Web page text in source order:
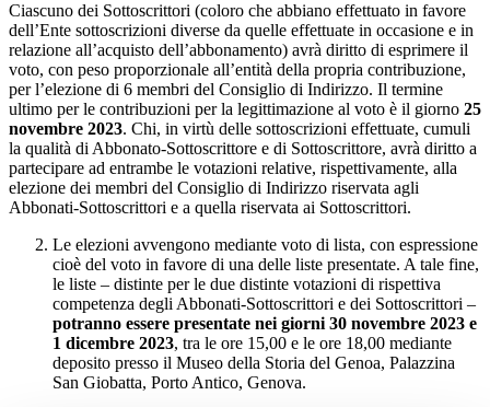
Ciascuno dei Sottoscrittori (coloro che abbiano effettuato in favore
dell’Ente sottoscrizioni diverse da quelle effettuate in occasione e in
relazione all’acquisto dell’abbonamento) avrà diritto di esprimere il
voto, con peso proporzionale all’entità della propria contribuzione,
per l’elezione di 6 membri del Consiglio di Indirizzo. Il termine
ultimo per le contribuzioni per la legittimazione al voto è il giorno 25
novembre 2023. Chi, in virtù delle sottoscrizioni effettuate, cumuli
la qualità di Abbonato-Sottoscrittore e di Sottoscrittore, avrà diritto a
partecipare ad entrambe le votazioni relative, rispettivamente, alla
elezione dei membri del Consiglio di Indirizzo riservata agli
Abbonati-Sottoscrittori e a quella riservata ai Sottoscrittori.
Le elezioni avvengono mediante voto di lista, con espressione
cioè del voto in favore di una delle liste presentate. A tale fine,
le liste – distinte per le due distinte votazioni di rispettiva
competenza degli Abbonati-Sottoscrittori e dei Sottoscrittori –
potranno essere presentate nei giorni 30 novembre 2023 e
1 dicembre 2023, tra le ore 15,00 e le ore 18,00 mediante
deposito presso il Museo della Storia del Genoa, Palazzina
San Giobatta, Porto Antico, Genova.